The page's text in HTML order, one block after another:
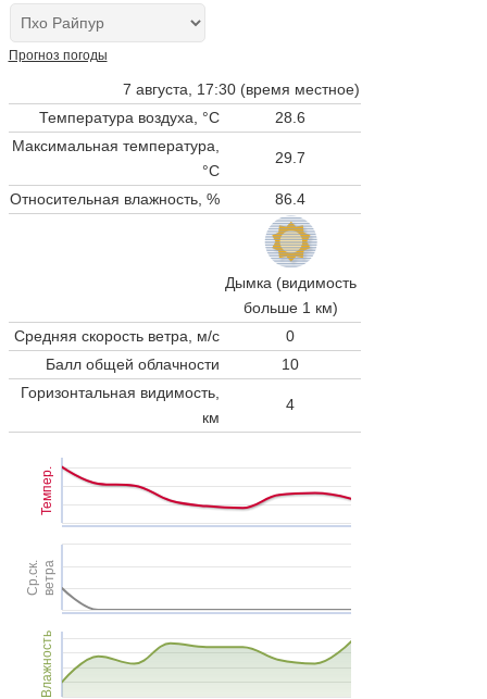
Прогноз погоды
7 августа, 17:30 (время местное)
Температура воздуха, °C
28.6
Максимальная температура,
°C
29.7
Относительная влажность, % 86.4
Дымка (видимость
больше 1 км)
Средняя скорость ветра, м/с
0
Балл общей облачности
10
Горизонтальная видимость,
км
4
Темпер.
Ср.ск.ветра
Влажность